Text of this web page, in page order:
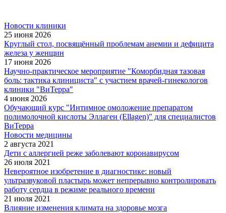
Новости клиники
25 июня 2026
Круглый стол, посвящённый проблемам анемии и дефицита
железа у женщин
17 июня 2026
Научно-практическое мероприятие "Коморбидная тазовая
боль: тактика клинициста" с участием врачей-гинекологов
клиники "ВиТерра"
4 июня 2026
Обучающий курс "Интимное омоложение препаратом
полимолочной кислоты Эллаген (Ellagen)" для специалистов
ВиТерра
Новости медицины
2 августа 2021
Дети с аллергией реже заболевают коронавирусом
26 июля 2021
Невероятное изобретение в диагностике: новый
ультразвуковой пластырь может непрерывно контролировать
работу сердца в режиме реального времени
21 июля 2021
Влияние изменения климата на здоровье мозга